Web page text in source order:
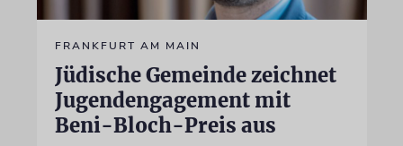
FRANKFURT AM MAIN
Jüdische Gemeinde zeichnet
Jugendengagement mit
Beni-Bloch-Preis aus